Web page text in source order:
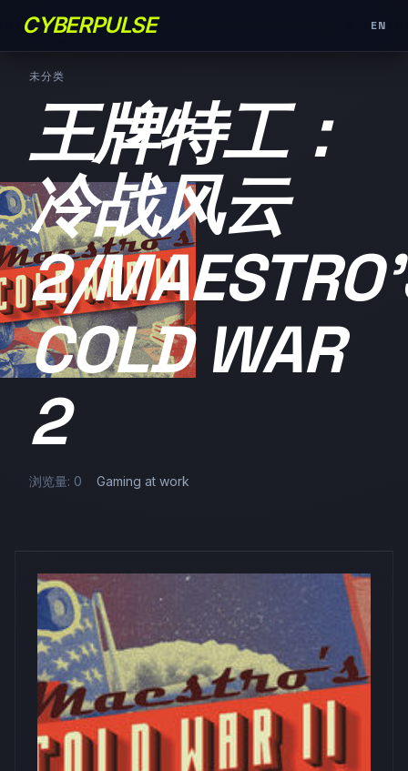
CYBERPULSE EN
未分类
王牌特工：
冷战风云
2/
COLD WAR
2
浏览量: 0 Gaming at work